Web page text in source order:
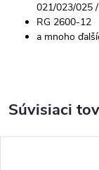
021/023/025
RG 2600-12
a mnoho
Súvisiaci